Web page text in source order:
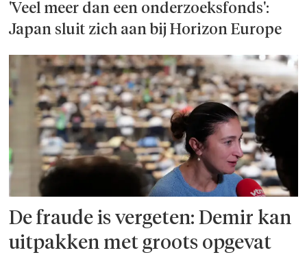
'Veel meer dan een onderzoeks­fonds':
Japan sluit zich aan bij Horizon Europe
De fraude is vergeten: Demir kan
uitpakken met groots opgevat